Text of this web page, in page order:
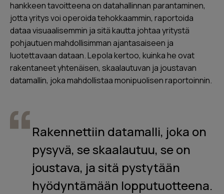
hankkeen tavoitteena on datahallinnan parantaminen,
jotta yritys voi operoida tehokkaammin, raportoida
dataa visuaalisemmin ja sitä kautta johtaa yritystä
pohjautuen mahdollisimman ajantasaiseen ja
luotettavaan dataan. Lepola kertoo, kuinka he ovat
rakentaneet yhtenäisen, skaalautuvan ja joustavan
datamallin, joka mahdollistaa monipuolisen raportoinnin.
Rakennettiin datamalli, joka on
pysyvä, se skaalautuu, se on
joustava, ja sitä pystytään
hyödyntämään lopputuotteena.